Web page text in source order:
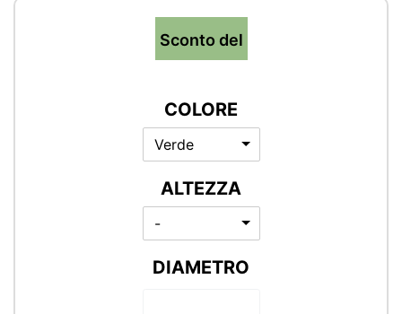
Sconto del
COLORE
Verde
ALTEZZA
-
DIAMETRO